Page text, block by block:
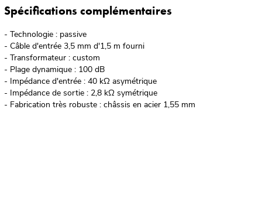
Spécifications complémentaires
- Technologie : passive
- Câble d'entrée 3,5 mm d'1,5 m fourni
- Transformateur : custom
- Plage dynamique : 100 dB
- Impédance d'entrée : 40 kΩ asymétrique
- Impédance de sortie : 2,8 kΩ symétrique
- Fabrication très robuste : châssis en acier 1,55 mm